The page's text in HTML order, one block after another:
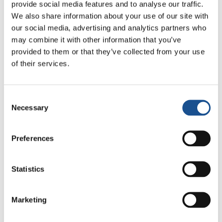
provide social media features and to analyse our traffic.
We also share information about your use of our site with
our social media, advertising and analytics partners who
may combine it with other information that you’ve
provided to them or that they’ve collected from your use
of their services.
Selection
Necessary
Preferences
Statistics
Marketing
línguahúngara). Além disso, algumas pessoas
daRepública Tcheca contribuíram para os
trabalhos de renovação, coletando dinheiro
para os materiais necessários e enviando dois
participantes para a Sérvia. Tudo isso tendo
quiseram escrever uma mensagem pessoal
dirigida àqueles que receberiam a soma
gratidão e emoção. Foi um gesto que ajudou a
distância. Um verdadeiro
trabalho de equipe
Entre os voluntários que ajudaram, houve um